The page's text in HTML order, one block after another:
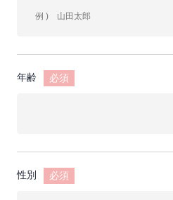
年齢 必須
性別 必須